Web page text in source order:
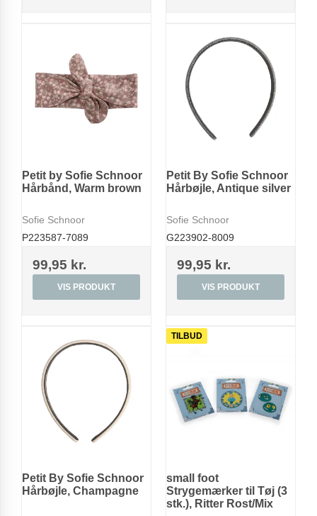
Petit by Sofie Schnoor
Hårbånd, Warm brown
Sofie Schnoor
P223587-7089
99,95 kr.
VIS PRODUKT
Petit By Sofie Schnoor
Hårbøjle, Antique silver
Sofie Schnoor
G223902-8009
99,95 kr.
VIS PRODUKT
Petit By Sofie Schnoor
Hårbøjle, Champagne
TILBUD
small foot
Strygemærker til Tøj (3
stk.), Ritter Rost/Mix